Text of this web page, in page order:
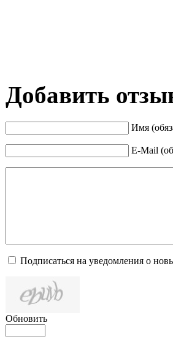
Добавить
Имя
E-Mail
Подписаться на уведомления о
Обновить